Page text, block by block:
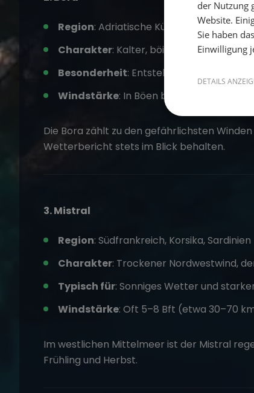
Region: Adriatische Küste (besonders
Charakter: Kalter, böiger Fallwind aus
Besonderheit: Entsteht plötzlich, oft
Windstärke: In Böen bis zu 60 Knoten
Die Bora zählt zu den gefährlichsten
Wetterbericht stets im Blick behalten.
3. Mistral
Region: Südfrankreich, Korsika, Sardinien
Charakter: Trockener Nordwestwind,
Typisch für: Sonniges Wetter und
Windstärke: Oft 5–8 Bft (etwa 30–70
Im westlichen Mittelmeer ist der Mistral
Frühling und Herbst.
der Nutzung
Website.
Sie haben
Einwilligung
DETAILS